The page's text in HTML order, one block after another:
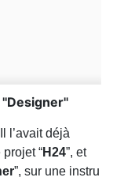
l’avait déjà
projet “H24”, et
”, sur une instru